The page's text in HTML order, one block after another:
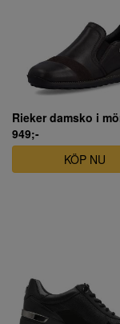
949;-
KÖP NU